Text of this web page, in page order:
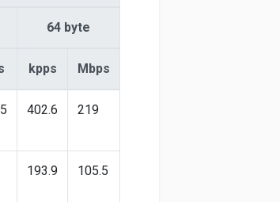
64 byte
kpps Mbps
402.6 219
193.9 105.5